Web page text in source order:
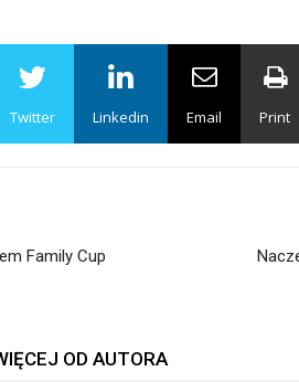
Twitter Linkedin Email Print
Family Cup
OD AUTORA